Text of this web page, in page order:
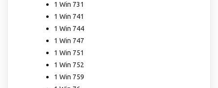
1 Win 731
1 Win 741
1 Win 744
1 Win 747
1 Win 751
1 Win 752
1 Win 759